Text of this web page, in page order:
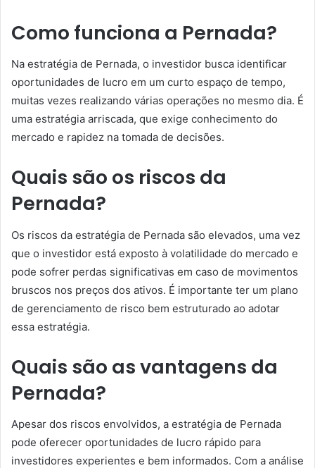
Como funciona a Pernada?
Na estratégia de Pernada, o investidor busca identificar
oportunidades de lucro em um curto espaço de tempo,
muitas vezes realizando várias operações no mesmo dia. É
uma estratégia arriscada, que exige conhecimento do
mercado e rapidez na tomada de decisões.
Quais são os riscos da
Pernada?
Os riscos da estratégia de Pernada são elevados, uma vez
que o investidor está exposto à volatilidade do mercado e
pode sofrer perdas significativas em caso de movimentos
bruscos nos preços dos ativos. É importante ter um plano
de gerenciamento de risco bem estruturado ao adotar
essa estratégia.
Quais são as vantagens da
Pernada?
Apesar dos riscos envolvidos, a estratégia de Pernada
pode oferecer oportunidades de lucro rápido para
investidores experientes e bem informados. Com a análise